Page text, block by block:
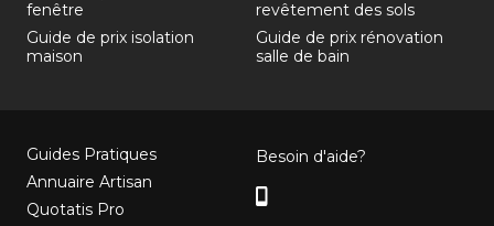
fenêtre
Guide de prix isolation
maison
revêtement des sols
Guide de prix rénovation
salle de bain
Guides Pratiques
Annuaire Artisan
Quotatis Pro
Besoin d'aide?